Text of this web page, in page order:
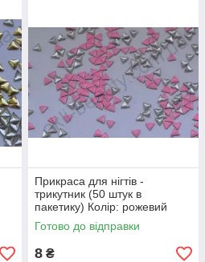
Прикраса для нігтів -
трикутник (50 штук в
пакетику) Колір: рожевий
Готово до відправки
8 ₴